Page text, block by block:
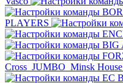
PLAYERS
Cross JUMBO Minsk House